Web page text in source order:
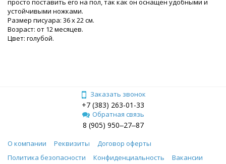
устойчивыми ножками.
Размер писуара: 36 x 22 см.
Возраст: от 12 месяцев.
Цвет: голубой.
Заказать звонок
+7 (383) 263-01-33
Обратная связь
8 (905) 950‒27‒87
О компании Реквизиты
Договор оферты
Политика безопасности
Конфиденциальность
Вакансии